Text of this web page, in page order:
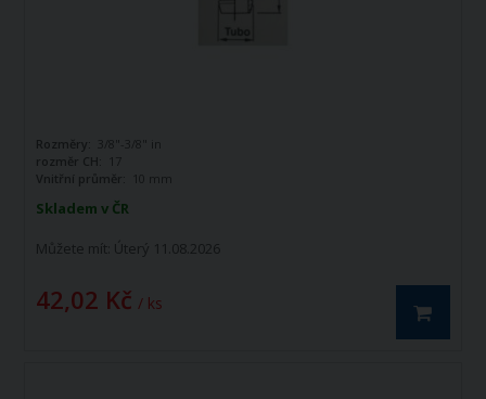
Skladem v ČR
Můžete mít: Úterý 11.08.2026
42,02 Kč / ks
Rozměry:
3/8"-3/8" in
rozměr CH:
17
Vnitřní průměr:
10 mm